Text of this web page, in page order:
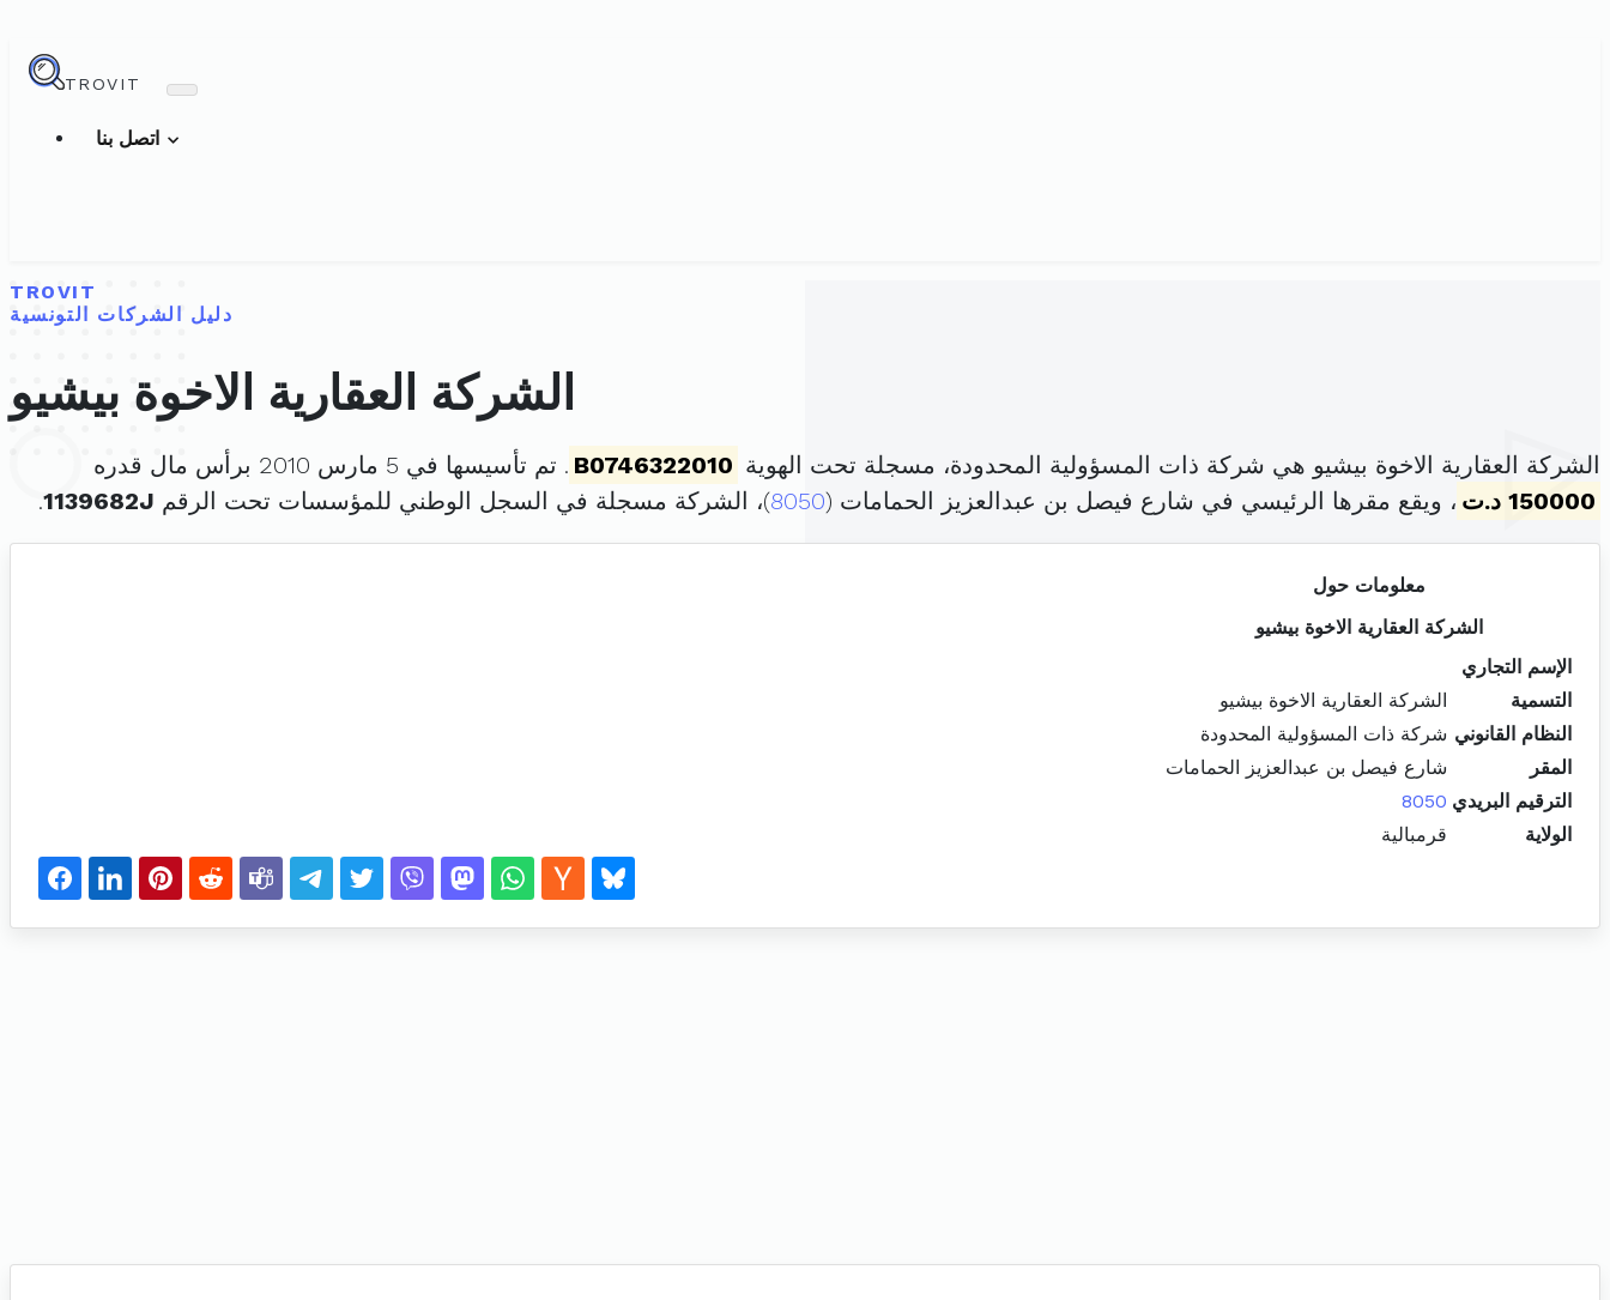
TROVIT
TROVIT
دليل الشركات التونسية
الشركة العقارية الاخوة بيشيو
الشركة العقارية الاخوة بيشيو هي شركة ذات المسؤولية المحدودة، مسجلة تحت الهوية B0746322010 . تم تأسيسها في 5 مارس 2010 برأس مال قدره
150000 د.ت
، ويقع مقرها الرئيسي في شارع فيصل بن عبدالعزيز الحمامات (8050)، الشركة مسجلة في السجل الوطني للمؤسسات تحت الرقم 1139682J
.
معلومات حول
الشركة العقارية الاخوة بيشيو
الإسم التجاري
التسمية
الشركة العقارية الاخوة بيشيو
النظام القانوني شركة ذات المسؤولية المحدودة
المقر
شارع فيصل بن عبدالعزيز الحمامات
الترقيم البريدي 8050
الولاية
قرمبالية